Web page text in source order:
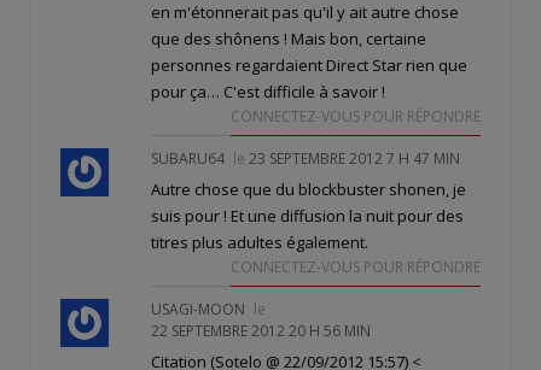
en m'étonnerait pas qu'il y ait autre chose
que des shônens ! Mais bon, certaine
personnes regardaient Direct Star rien que
pour ça… C'est difficile à savoir !
CONNECTEZ-VOUS POUR RÉPONDRE
SUBARU64 le 23 SEPTEMBRE 2012 7 H 47 MIN
Autre chose que du blockbuster shonen, je
suis pour ! Et une diffusion la nuit pour des
titres plus adultes également.
CONNECTEZ-VOUS POUR RÉPONDRE
USAGI-MOON le
22 SEPTEMBRE 2012 20 H 56 MIN
Citation (Sotelo @ 22/09/2012 15:57) <